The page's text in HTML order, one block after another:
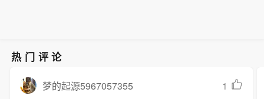
热门评论
梦的起源5967057355 1